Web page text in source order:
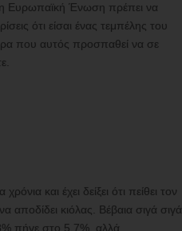
Ευρωπαϊκή Ένωση πρέπει να
ότι είσαι ένας τεμπέλης του
που αυτός προσπαθεί να σε
και έχει δείξει ότι πείθει τον
κιόλας. Βέβαια σιγά σιγά
πήγε στο 5,7%, αλλά